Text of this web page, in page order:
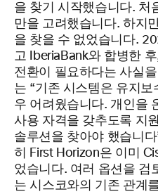
을 찾기 시작했습니다. 처
만을 고려했습니다. 하지
을 찾을 수 없었습니다.
고 IberiaBank와 합병한
전환이 필요하다는 사실
는 “기존 시스템은 유지
우 어려웠습니다. 개인을
사용 자격을 갖추도록 지
솔루션을 찾아야 했습니
히 First Horizon은 이미
었습니다. 여러 옵션을 검
는 시스코와의 기존 관계